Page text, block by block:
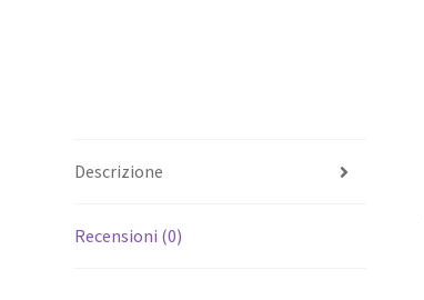
Descrizione
Recensioni (0)